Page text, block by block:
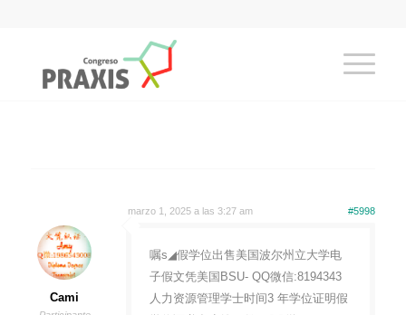
marzo 1, 2025 a las 3:27 am #5998
Cami
嘱s◢假学位出售美国波尔州立大学电
子假文凭美国BSU- QQ微信:8194343
人力资源管理学士时间3 年学位证明假